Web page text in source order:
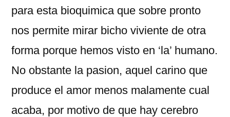
para esta bioquimica que sobre pronto
nos permite mirar bicho viviente de otra
forma porque hemos visto en ‘la’ humano.
No obstante la pasion, aquel carino que
produce el amor menos malamente cual
acaba, por motivo de que hay cerebro